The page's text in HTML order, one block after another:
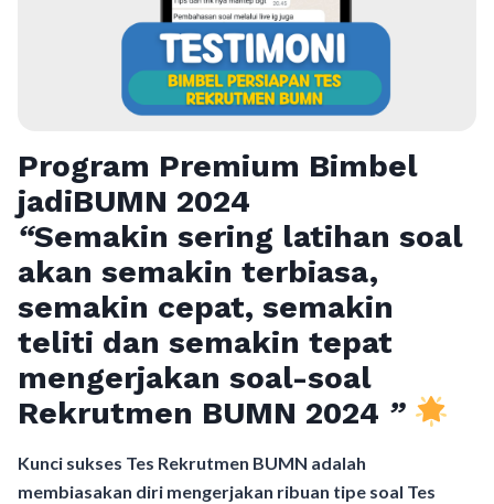
Program Premium Bimbel
jadiBUMN 2024
“Semakin sering latihan soal
akan semakin terbiasa,
semakin cepat, semakin
teliti dan semakin tepat
mengerjakan soal-soal
Rekrutmen BUMN 2024 ”
Kunci sukses Tes Rekrutmen BUMN adalah
membiasakan diri mengerjakan ribuan tipe soal Tes